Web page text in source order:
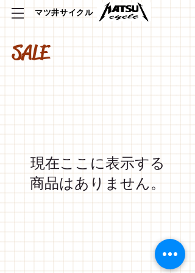
​マツ井サイクル
SALE
現在ここに表示する
商品はありません。